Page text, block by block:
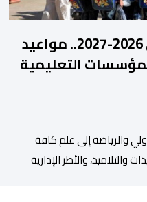
تفاصيل الدخول المدرسي 2026-2027.. مواعيد
التعليمية
والریاضة إلى علم كافة
والتلامیذ، والأطر الإداریة